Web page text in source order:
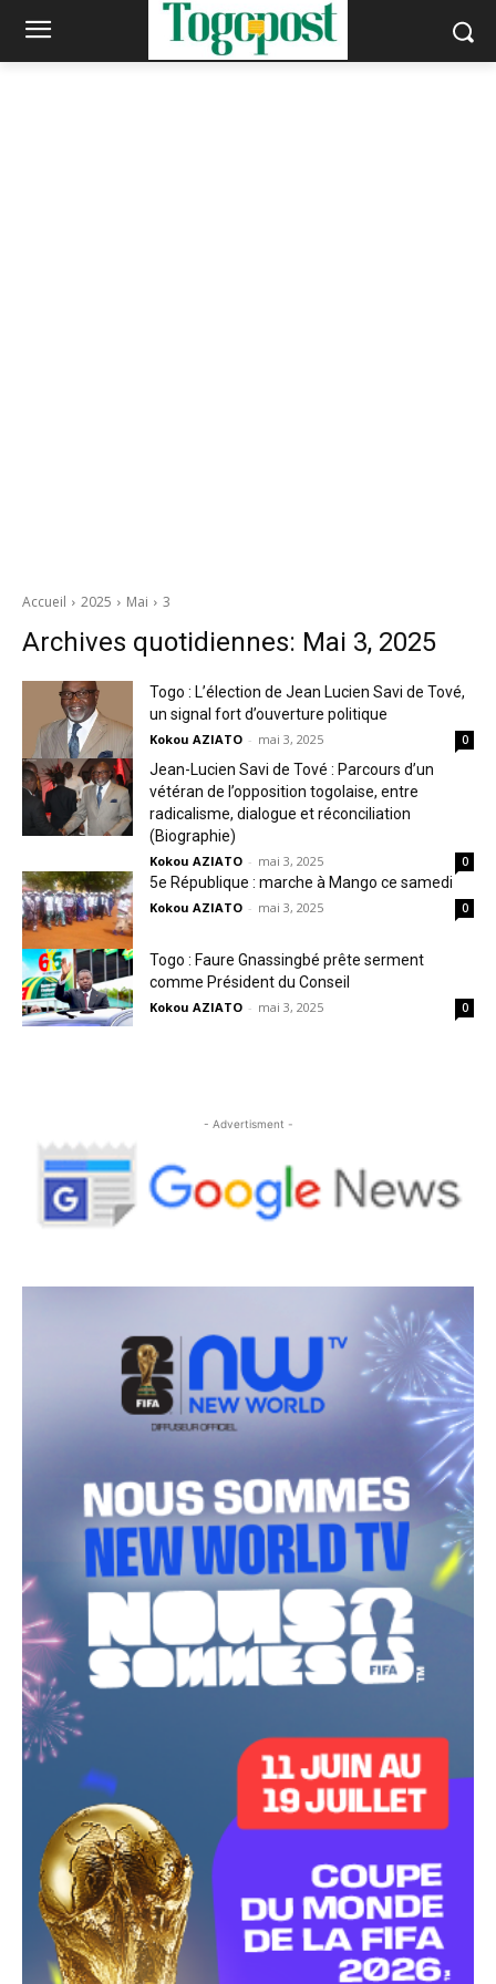
Accueil 2025 Mai 3
Archives quotidiennes: Mai 3, 2025
Togo : L’élection de Jean Lucien Savi de Tové,
un signal fort d’ouverture politique
Kokou AZIATO - mai 3, 2025 0
Jean-Lucien Savi de Tové : Parcours d’un
vétéran de l’opposition togolaise, entre
radicalisme, dialogue et réconciliation
(Biographie)
Kokou AZIATO - mai 3, 2025 0
5e République : marche à Mango ce samedi
Kokou AZIATO - mai 3, 2025 0
Togo : Faure Gnassingbé prête serment
comme Président du Conseil
Kokou AZIATO - mai 3, 2025 0
- Advertisment -